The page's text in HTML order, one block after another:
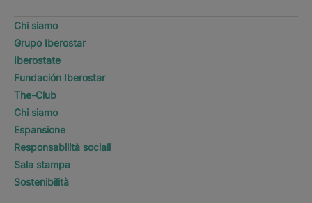
Chi siamo
Grupo Iberostar
Iberostate
Fundación Iberostar
The-Club
Chi siamo
Espansione
Responsabilità sociali
Sala stampa
Sostenibilità